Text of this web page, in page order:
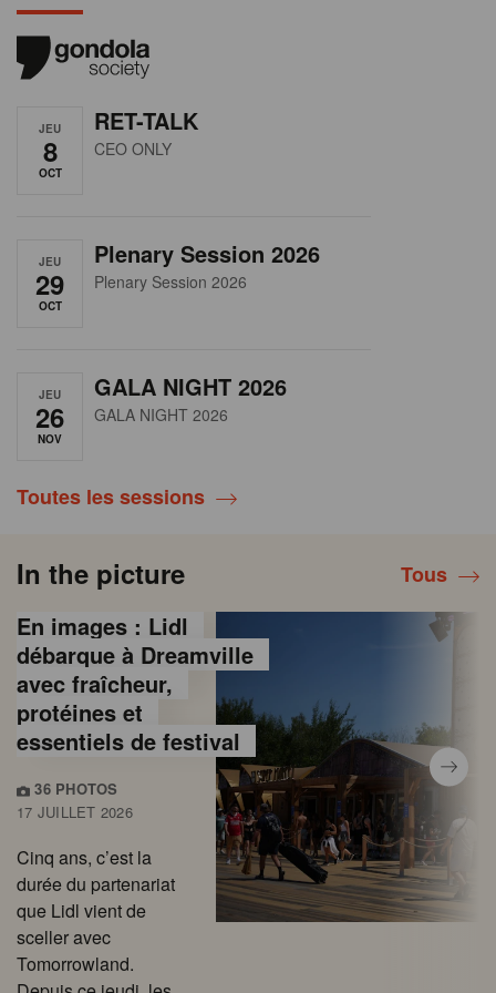
JEU
8
OCT
RET-TALK
CEO ONLY
JEU
29
OCT
Plenary Session 2026
Plenary Session 2026
JEU
26
NOV
GALA NIGHT 2026
GALA NIGHT 2026
Toutes les sessions
In the picture Tous
En images : Lidl
débarque à Dreamville
avec fraîcheur,
protéines et
essentiels de festival
36 PHOTOS
17 JUILLET 2026
Cinq ans, c’est la
durée du partenariat
que Lidl vient de
sceller avec
Tomorrowland.